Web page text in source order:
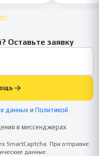
Оставьте заявку
данных и Политикой
в мессенджерах
SmartCaptcha. При отправке
данные.